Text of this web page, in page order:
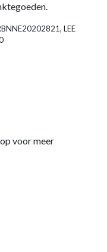
LEE
voor meer